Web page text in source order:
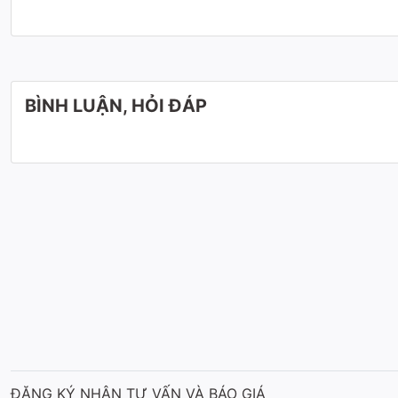
Chất liệu
BÌNH LUẬN, HỎI ĐÁP
ĐĂNG KÝ NHẬN TƯ VẤN VÀ BÁO GIÁ